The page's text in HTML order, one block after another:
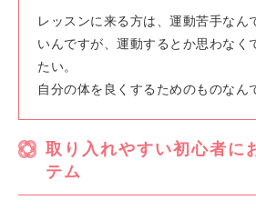
レッスンに来る方は、運動苦手なん
いんですが、運動するとか思わなく
たい。
自分の体を良くするためのものなん
取り入れやすい初心者に
テム